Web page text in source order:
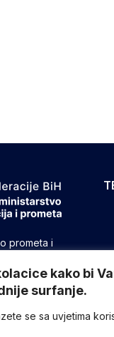
kako bi
surfanje.
se sa uvjetima
prometa i
zakonom koji
nadležnosti
i